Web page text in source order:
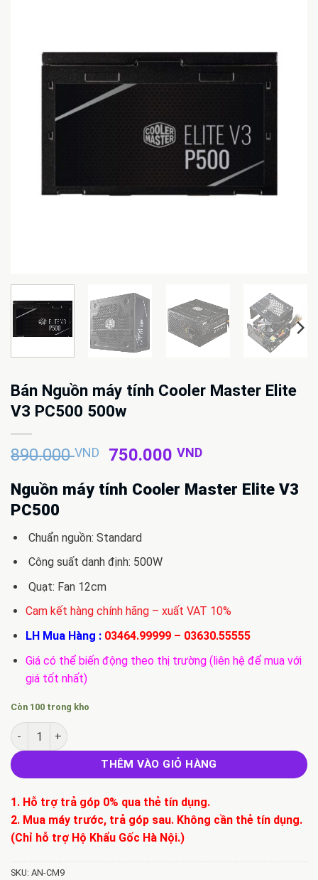
Bán Nguồn máy tính Cooler Master Elite
V3 PC500 500w
890.000VND
Giá
là:
750.000VNDGiá
tại
Nguồn máy tính Cooler Master Elite V3
PC500
Chuẩn nguồn: Standard
Công suất danh định: 500W
Quạt: Fan 12cm
Cam kết hàng chính hãng – xuất VAT 10%
LH Mua Hàng : 03464.99999– 03630.55555
Giá có thể biến động theo thị trường (liên hệ để mua với
giá tốt nhất)
Còn 100 trong kho
Bán Nguồn máy tính Cooler Master Elite V3 PC500 500w số
THÊM VÀO GIỎ HÀNG
1. Hỗ trợ trả góp 0% qua thẻ tín dụng.
2. Mua máy trước, trả góp sau. Không cần thẻ tín dụng.
(Chỉ hỗ trợ Hộ Khẩu Gốc Hà Nội.)
SKU: AN-CM9